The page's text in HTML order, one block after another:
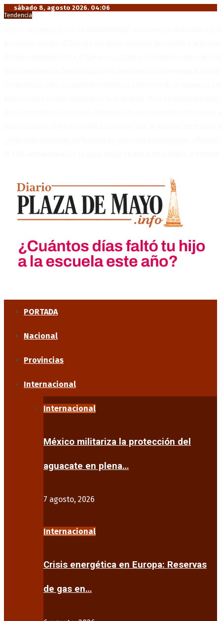
sábado 8, agosto 2026. 04:06
Tendencia
PORTADA
Nacional
Provincias
Internacional
Internacional
México militariza la protección del
aguacate en plena…
7 agosto, 2026
Internacional
Crisis energética en Europa: Reservas
de gas en…